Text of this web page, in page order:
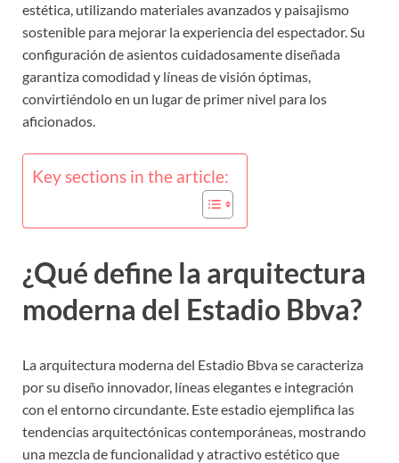
estética, utilizando materiales avanzados y paisajismo
sostenible para mejorar la experiencia del espectador. Su
configuración de asientos cuidadosamente diseñada
garantiza comodidad y líneas de visión óptimas,
convirtiéndolo en un lugar de primer nivel para los
aficionados.
Key sections in the article:
¿Qué define la arquitectura
moderna del Estadio Bbva?
La arquitectura moderna del Estadio Bbva se caracteriza
por su diseño innovador, líneas elegantes e integración
con el entorno circundante. Este estadio ejemplifica las
tendencias arquitectónicas contemporáneas, mostrando
una mezcla de funcionalidad y atractivo estético que